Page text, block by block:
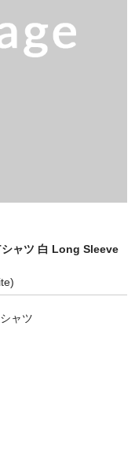
シャツ 白 Long Sleeve
ャツ